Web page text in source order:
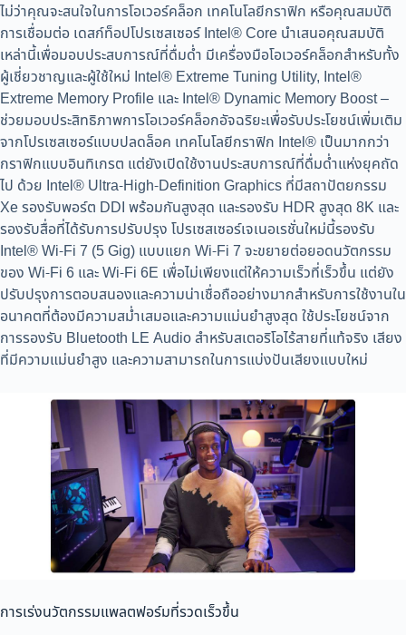
ไม่ว่าคุณจะสนใจในการโอเวอร์คล็อก เทคโนโลยีกราฟิก หรือคุณสมบัติ
การเชื่อมต่อ เดสก์ท็อปโปรเซสเซอร์ Intel® Core นำเสนอคุณสมบัติ
เหล่านี้เพื่อมอบประสบการณ์ที่ดื่มด่ำ มีเครื่องมือโอเวอร์คล็อกสำหรับทั้ง
ผู้เชี่ยวชาญและผู้ใช้ใหม่ Intel® Extreme Tuning Utility, Intel®
Extreme Memory Profile และ Intel® Dynamic Memory Boost –
ช่วยมอบประสิทธิภาพการโอเวอร์คล็อกอัจฉริยะเพื่อรับประโยชน์เพิ่มเติม
จากโปรเซสเซอร์แบบปลดล็อค เทคโนโลยีกราฟิก Intel® เป็นมากกว่า
กราฟิกแบบอินทิเกรต แต่ยังเปิดใช้งานประสบการณ์ที่ดื่มด่ำแห่งยุคถัด
ไป ด้วย Intel® Ultra-High-Definition Graphics ที่มีสถาปัตยกรรม
Xe รองรับพอร์ต DDI พร้อมกันสูงสุด และรองรับ HDR สูงสุด 8K และ
รองรับสื่อที่ได้รับการปรับปรุง โปรเซสเซอร์เจเนอเรชั่นใหม่นี้รองรับ
Intel® Wi-Fi 7 (5 Gig) แบบแยก Wi-Fi 7 จะขยายต่อยอดนวัตกรรม
ของ Wi-Fi 6 และ Wi-Fi 6E เพื่อไม่เพียงแต่ให้ความเร็วที่เร็วขึ้น แต่ยัง
ปรับปรุงการตอบสนองและความน่าเชื่อถืออย่างมากสำหรับการใช้งานใน
อนาคตที่ต้องมีความสม่ำเสมอและความแม่นยำสูงสุด ใช้ประโยชน์จาก
การรองรับ Bluetooth LE Audio สำหรับสเตอริโอไร้สายที่แท้จริง เสียง
ที่มีความแม่นยำสูง และความสามารถในการแบ่งปันเสียงแบบใหม่
การเร่งนวัตกรรมแพลตฟอร์มที่รวดเร็วขึ้น